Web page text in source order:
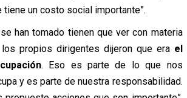
un costo social importante”.
han tomado tienen que ver con materia
propios dirigentes dijeron que era el
. Eso es parte de lo que nos
y es parte de nuestra responsabilidad.